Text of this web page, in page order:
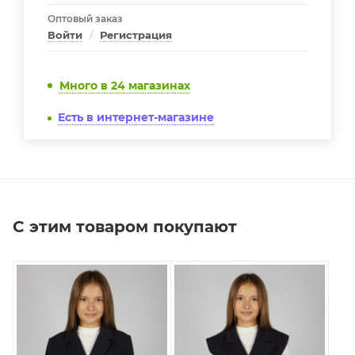
Оптовый заказ
Войти / Регистрация
Много в 24 магазинах
Есть в интернет-магазине
С этим товаром покупают